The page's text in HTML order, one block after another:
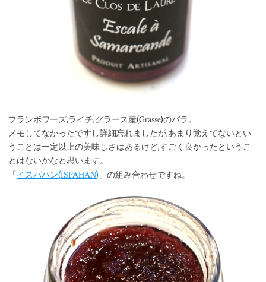
フランボワーズ,ライチ,グラース産(Grasse)のバラ。
メモしてなかったですし詳細忘れましたが,あまり覚えてないとい
うことは一定以上の美味しさはあるけど,すごく良かったというこ
とはないかなと思います。
「イスパハン(ISPAHAN) 」の組み合わせですね。